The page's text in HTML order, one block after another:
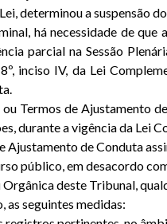
determinou a suspensão
há necessidade de
parcial na Sessão
inciso IV, da Lei
Termos de Ajustamento
durante a vigência da Lei
Ajustamento de Conduta
público, em desacordo
Orgânica deste Tribunal,
as seguintes medidas: